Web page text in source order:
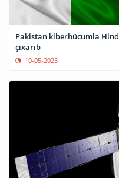
Pakistan kiberhücumla
çıxarıb
10-05-2025